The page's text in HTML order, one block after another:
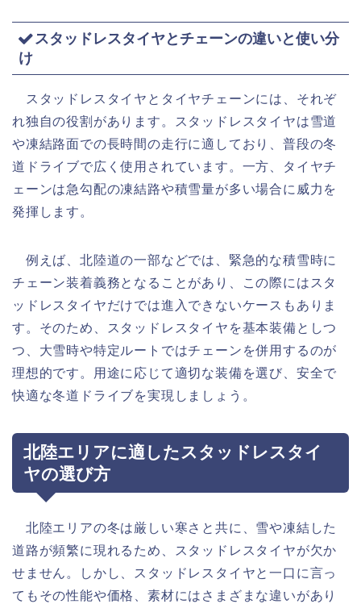
スタッドレスタイヤとチェーンの違いと使い分
け
スタッドレスタイヤとタイヤチェーンには、それぞ
れ独自の役割があります。スタッドレスタイヤは雪道
や凍結路面での長時間の走行に適しており、普段の冬
道ドライブで広く使用されています。一方、タイヤチ
ェーンは急勾配の凍結路や積雪量が多い場合に威力を
発揮します。
例えば、北陸道の一部などでは、緊急的な積雪時に
チェーン装着義務となることがあり、この際にはスタ
ッドレスタイヤだけでは進入できないケースもありま
す。そのため、スタッドレスタイヤを基本装備としつ
つ、大雪時や特定ルートではチェーンを併用するのが
理想的です。用途に応じて適切な装備を選び、安全で
快適な冬道ドライブを実現しましょう。
北陸エリアに適したスタッドレスタイ
ヤの選び方
北陸エリアの冬は厳しい寒さと共に、雪や凍結した
道路が頻繁に現れるため、スタッドレスタイヤが欠か
せません。しかし、スタッドレスタイヤと一口に言っ
てもその性能や価格、素材にはさまざまな違いがあり